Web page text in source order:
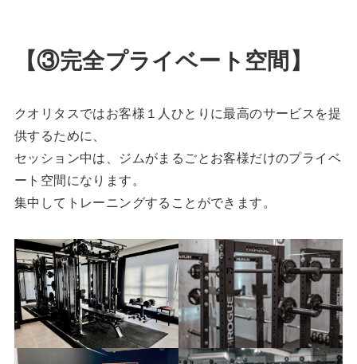
【③完全プライベート空間】
クオリタスではお客様１人ひとりに最高のサービスを提
供するために、
セッション中は、ジムがまるごとお客様だけのプライベ
ート空間になります。
集中してトレーニングすることができます。